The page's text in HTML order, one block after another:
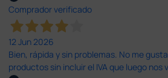
Comprador verificado
12 Jun 2026
Bien, rápida y sin problemas. No me
productos sin incluir el IVA que luego nos